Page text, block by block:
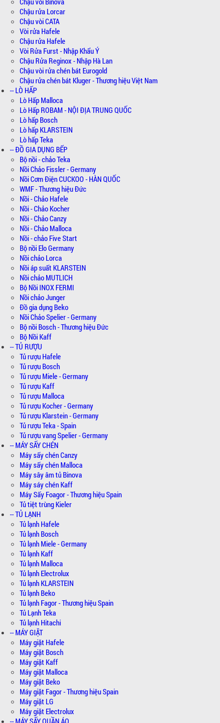
Chậu rửa Lorcar
Chậu vòi CATA
Vòi rửa Hafele
Chậu rửa Hafele
Vòi Rửa Furst - Nhập Khẩu Ý
Chậu Rửa Reginox - Nhập Hà Lan
Chậu vòi rửa chén bát Eurogold
Chậu rửa chén bát Kluger - Thương hiệu Việt Nam
-- LÒ HẤP
Lò Hấp Malloca
Lò Hấp ROBAM - NỘI ĐỊA TRUNG QUỐC
Lò hấp Bosch
Lò hấp KLARSTEIN
Lò hấp Teka
-- ĐỒ GIA DỤNG BẾP
Bộ nồi - chảo Teka
Nồi Chảo Fissler - Germany
Nồi Cơm Điện CUCKOO - HÀN QUỐC
WMF - Thương hiệu Đức
Nồi - Chảo Hafele
Nồi - Chảo Kocher
Nồi - Chảo Canzy
Nồi - Chảo Malloca
Nồi - chảo Five Start
Bộ nồi Elo Germany
Nồi chảo Lorca
Nồi áp suất KLARSTEIN
Nồi chảo MUTLICH
Bộ Nồi INOX FERMI
Nồi chảo Junger
Đồ gia dụng Beko
Nồi Chảo Spelier - Germany
Bộ nồi Bosch - Thương hiệu Đức
Bộ Nồi Kaff
-- TỦ RƯỢU
Tủ rượu Hafele
Tủ rượu Bosch
Tủ rượu Miele - Germany
Tủ rượu Kaff
Tủ rượu Malloca
Tủ rượu Kocher - Germany
Tủ rượu Klarstein - Germany
Tủ rượu Teka - Spain
Tủ rượu vang Spelier - Germany
-- MÁY SẤY CHÉN
Máy sấy chén Canzy
Máy sấy chén Malloca
Máy sây âm tủ Binova
Máy sáy chén Kaff
Máy Sấy Foagor - Thương hiệu Spain
Tủ tiệt trùng Kieler
-- TỦ LẠNH
Tủ lạnh Hafele
Tủ lạnh Bosch
Tủ lạnh Miele - Germany
Tủ lạnh Kaff
Tủ lạnh Malloca
Tủ lạnh Electrolux
Tủ lạnh KLARSTEIN
Tủ lạnh Beko
Tủ lạnh Fagor - Thương hiệu Spain
Tủ Lạnh Teka
Tủ lạnh Hitachi
-- MÁY GIẶT
Máy giặt Hafele
Máy giặt Bosch
Máy giặt Kaff
Máy giặt Malloca
Máy giặt Beko
Máy giặt Fagor - Thương hiệu Spain
Máy giặt LG
Máy giặt Electrolux
-- MÁY SẤY QUẦN ÁO